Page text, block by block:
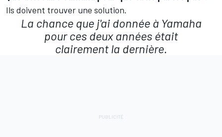
Ils doivent trouver une solution.
La chance que j'ai donnée à Yamaha
pour ces deux années était
clairement la dernière.